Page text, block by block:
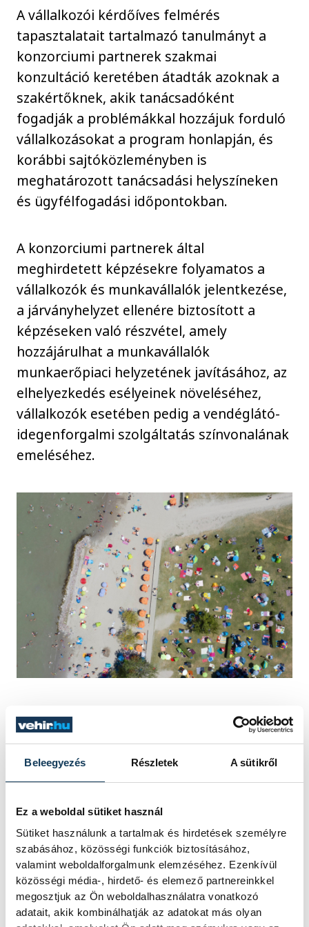
Beleegyezés Részletek A sütikről
Ez a weboldal sütiket használ
Sütiket használunk a tartalmak és hirdetések személyre
szabásához, közösségi funkciók biztosításához,
valamint weboldalforgalmunk elemzéséhez. Ezenkívül
közösségi média-, hirdető- és elemező partnereinkkel
megosztjuk az Ön weboldalhasználatra vonatkozó
adatait, akik kombinálhatják az adatokat más olyan
A vállalkozói kérdőíves felmérés
tapasztalatait tartalmazó tanulmányt a
konzorciumi partnerek szakmai
konzultáció keretében átadták azoknak a
szakértőknek, akik tanácsadóként
fogadják a problémákkal hozzájuk forduló
vállalkozásokat a program honlapján, és
korábbi sajtóközleményben is
meghatározott tanácsadási helyszíneken
és ügyfélfogadási időpontokban.
A konzorciumi partnerek által
meghirdetett képzésekre folyamatos a
vállalkozók és munkavállalók jelentkezése,
a járványhelyzet ellenére biztosított a
képzéseken való részvétel, amely
hozzájárulhat a munkavállalók
munkaerőpiaci helyzetének javításához, az
elhelyezkedés esélyeinek növeléséhez,
vállalkozók esetében pedig a vendéglátó-
idegenforgalmi szolgáltatás színvonalának
emeléséhez.
Ehhez szakmai segítségként megjelent a
konzorciumi partnerek kiadványa a
speciális igényű ételek előállításáról és
kérdéseiről a vendéglátásban, amely mind
részére hozzájárul a szakmai fejlődéshez. A
program népszerűsítése érdekében a
balatoni szezon utolsó időszakában
megjelentek a program tájékoztató
szórólapjai a vállalkozói érdeklődés
fenntartása céljából.